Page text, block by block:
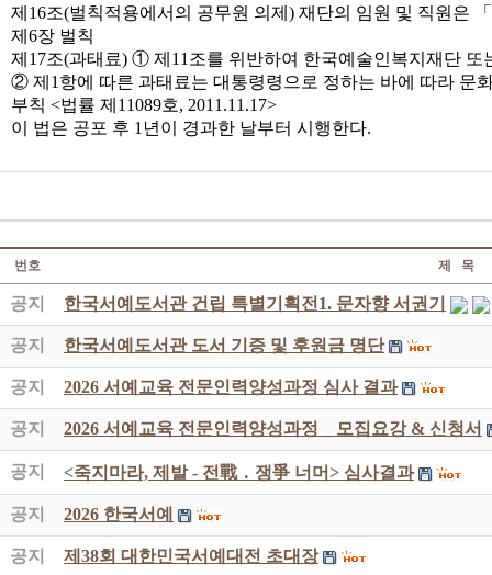
제16조(벌칙적용에서의 공무원 의제) 재단의 임원 및 직원은
제6장 벌칙
제17조(과태료) ① 제11조를 위반하여 한국예술인복지재단
② 제1항에 따른 과태료는 대통령령으로 정하는 바에 따라 문
부칙 <법률 제11089호, 2011.11.17>
이 법은 공포 후 1년이 경과한 날부터 시행한다.
번호 제 목
공지 한국서예도서관 건립 특별기획전1. 문자향 서권기
공지 한국서예도서관 도서 기증 및 후원금 명단
공지 2026 서예교육 전문인력양성과정 심사 결과
공지 2026 서예교육 전문인력양성과정 _ 모집요강 & 신청서
공지 <죽지마라, 제발 - 전戰 ․ 쟁爭 너머> 심사결과
공지 2026 한국서예
공지 제38회 대한민국서예대전 초대장